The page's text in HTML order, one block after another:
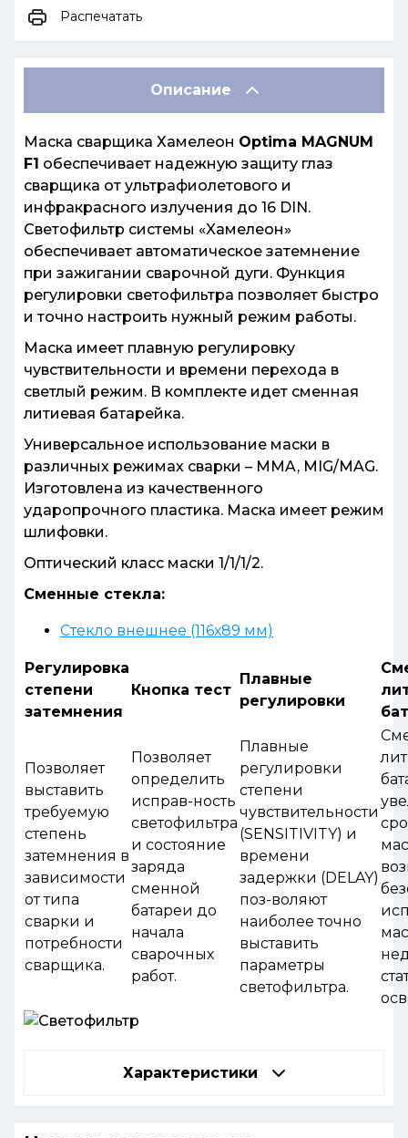
Распечатать
Описание
Маска сварщика Хамелеон Optima MAGNUM
F1 обеспечивает надежную защиту глаз
сварщика от ультрафиолетового и
инфракрасного излучения до 16 DIN.
Светофильтр системы «Xамелеон»
обеспечивает автоматическое затемнение
при зажигании сварочной дуги. Функция
регулировки светофильтра позволяет быстро
и точно настроить нужный режим работы.
Маска имеет плавную регулировку
чувствительности и времени перехода в
светлый режим. В комплекте идет сменная
литиевая батарейка.
Универсальное использование маски в
различных режимах сварки – MMA, MIG/MAG.
Изготовлена из качественного
ударопрочного пластика. Маска имеет режим
шлифовки.
Оптический класс маски 1/1/1/2.
Сменные стекла:
Стекло внешнее (116х89 мм)
Регулировка
степени
затемнения
Кнопка тест
Плавные
регулировки
Позволяет
выставить
требуемую
степень
затемнения в
зависимости
от типа
сварки и
потребности
сварщика.
Позволяет
определить
исправ-ность
светофильтра
и состояние
заряда
сменной
батареи до
начала
сварочных
работ.
Плавные
регулировки
степени
чувствительности
(SENSITIVITY) и
времени
задержки (DELAY)
поз-воляют
наиболее точно
выставить
параметры
светофильтра.
Характеристики